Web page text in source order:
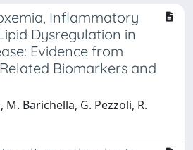
Inflammatory
Dysregulation in
Evidence from
Biomarkers and
Barichella, G. Pezzoli, R.